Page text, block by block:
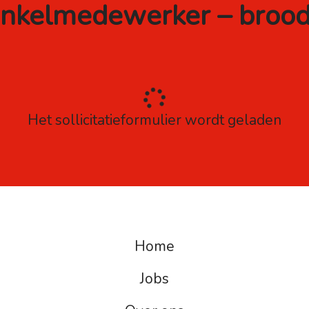
–
Het sollicitatieformulier wordt geladen
Home
Jobs